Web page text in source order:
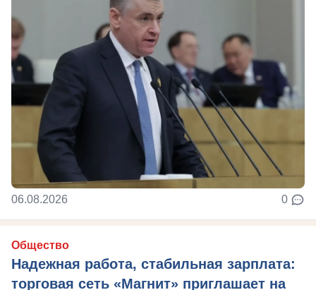
06.08.2026 0
Общество
Надежная работа, стабильная зарплата:
торговая сеть «Магнит» приглашает на